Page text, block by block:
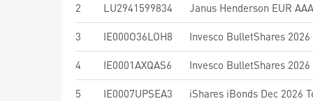
2 LU2941599834
3 IE000O36LOH8
4 IE0001AXQAS6
5 IE0007UPSEA3